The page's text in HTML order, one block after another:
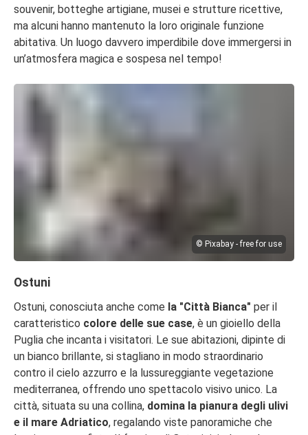
souvenir, botteghe artigiane, musei e strutture ricettive,
ma alcuni hanno mantenuto la loro originale funzione
abitativa. Un luogo davvero imperdibile dove immergersi in
un’atmosfera magica e sospesa nel tempo!
© Pixabay - free for use
Ostuni
Ostuni, conosciuta anche come la "Città Bianca" per il
caratteristico colore delle sue case, è un gioiello della
Puglia che incanta i visitatori. Le sue abitazioni, dipinte di
un bianco brillante, si stagliano in modo straordinario
contro il cielo azzurro e la lussureggiante vegetazione
mediterranea, offrendo uno spettacolo visivo unico. La
città, situata su una collina, domina la pianura degli ulivi
e il mare Adriatico, regalando viste panoramiche che